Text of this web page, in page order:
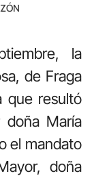
la
de Fraga
que resultó
doña María
el mandato
doña